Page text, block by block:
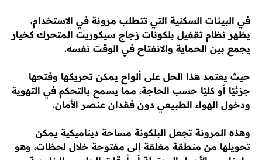
في البيئات السكنية التي تتطلب مرونة في الاستخدام،
يظهر نظام تقفيل بلكونات زجاج سيكوريت المتحرك كخيار
يجمع بين الحماية والانفتاح في الوقت نفسه.
حيث يعتمد هذا الحل على ألواح يمكن تحريكها وفتحها
جزئيًا أو كليًا حسب الحاجة، مما يسمح بالتحكم في التهوية
ودخول الهواء الطبيعي دون فقدان عنصر الأمان.
وهذه المرونة تجعل البلكونة مساحة ديناميكية يمكن
تحويلها من منطقة مغلقة إلى مفتوحة خلال لحظات، وهو